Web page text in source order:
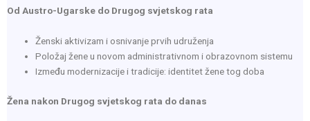
Od Austro-Ugarske do Drugog svjetskog rata
Ženski aktivizam i osnivanje prvih udruženja
Položaj žene u novom administrativnom i obrazovnom sistemu
Između modernizacije i tradicije: identitet žene tog doba
Žena nakon Drugog svjetskog rata do danas